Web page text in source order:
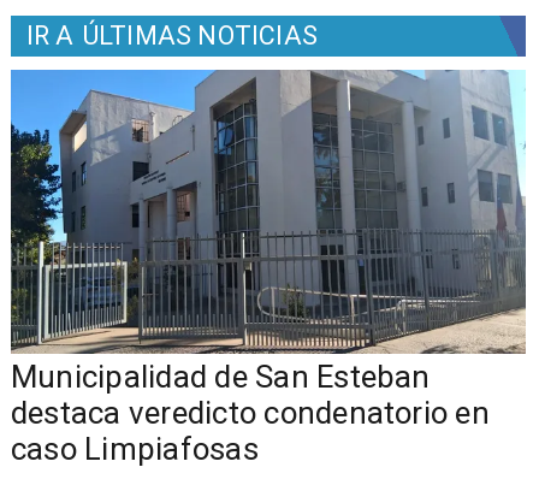
IR A ÚLTIMAS NOTICIAS
Municipalidad de San Esteban
destaca veredicto condenatorio en
caso Limpiafosas